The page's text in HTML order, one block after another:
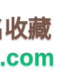
藏